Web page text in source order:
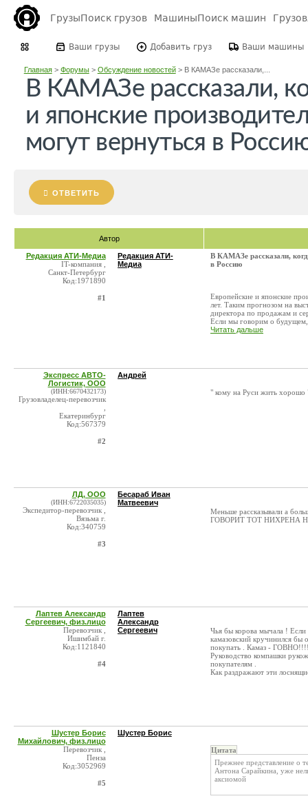
ГрузыПоиск грузов МашиныПоиск машин
Ваши грузы Добавить груз Ваши машины
Главная> Форумы> Обсуждение новостей> В КАМАЗе рассказали,...
В КАМАЗе рассказали,
и японские
могут вернуться в
ОТВЕТИТЬ
Автор
Редакция АТИ-Медиа
IT-компания ,
Санкт-Петербург
Код:1971890
#1
Редакция АТИ-
Медиа
В КАМАЗе рассказали,
в Россию
Европейские и японские
лет. Таким прогнозом на
директора по продажам и
Если мы говорим о
Читать дальше
Экспресс АВТО-
Логистик, ООО
(ИНН:6670432173)
Грузовладелец-перевозчик
Екатеринбург
Код:567379
#2
Андрей
" кому на Руси жить хорошо
ЛД, ООО
(ИНН:6722035035)
Экспедитор-перевозчик ,
Вязьма г.
Код:340759
#3
Бесараб Иван
Матвеевич
Меньше рассказывали а
ГОВОРИТ ТОТ НИХРЕНА
Лаптев Александр
Сергеевич, физ.лицо
Перевозчик ,
Ишимбай г.
Код:1121840
#4
Лаптев
Александр
Сергеевич
Чья бы корова мычала ! Если
камазовский кручинился бы
покупать . Камаз -
Руководство компашки
покупателям .
Как раздражают эти
Шустер Борис
Михайлович, физ.лицо
Перевозчик ,
Пенза
Код:3052969
#5
Шустер Борис
Цитата
Прежнее представление о
Антона Сарайкина, уже
аксиомой